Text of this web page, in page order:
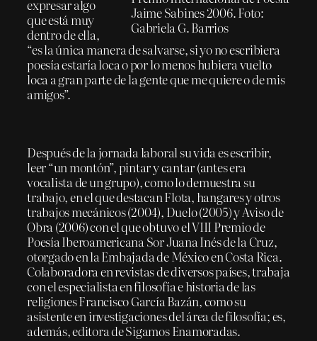
Jaime Sabines 2006. Foto:
Gabriela G. Barrios
expresar algo
que está muy
dentro de ella,
“es la única manera de salvarse, si yo no escribiera
poesía estaría loca o por lo menos hubiera vuelto
loca a gran parte de la gente que me quiere o de mis
amigos”.
Después de la jornada laboral su vida es escribir,
leer “un montón”, pintar y cantar (antes era
vocalista de un grupo), como lo demuestra su
trabajo, en el que destacan Flota, hangares y otros
trabajos mecánicos (2004), Duelo (2005) y Aviso de
Obra (2006) con el que obtuvo el VIII Premio de
Poesía Iberoamericana Sor Juana Inés de la Cruz,
otorgado en la Embajada de México en Costa Rica.
Colaboradora en revistas de diversos países, trabaja
con el especialista en filosofía e historia de las
religiones Francisco García Bazán, como su
asistente en investigaciones del área de filosofía; es,
además, editora de Sigamos Enamoradas.